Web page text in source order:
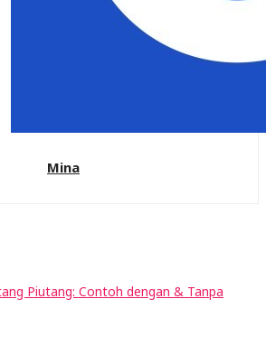
Mina
Piutang: Contoh dengan & Tanpa